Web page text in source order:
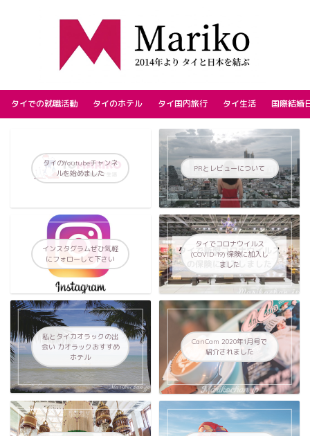
タイでの就職活動 タイのホテル タイ国内旅行 タイ生活 国際結婚
タイのYoutubeチャンネ
ルを始めました
PRとレビューについて
インスタグラムぜひ気軽
にフォローして下さい
タイでコロナウイルス
(COVID-19) 保険に加入し
ました
私とタイカオラックの出
会い カオラックおすすめ
ホテル
CanCam 2020年1月号で
紹介されました